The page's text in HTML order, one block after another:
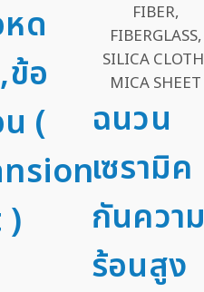
ด
อ
(
)
ฉนวน
เซรามิค
กันความ
ร้อนสูง